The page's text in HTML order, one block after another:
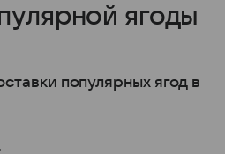
ягоды
популярных ягод в